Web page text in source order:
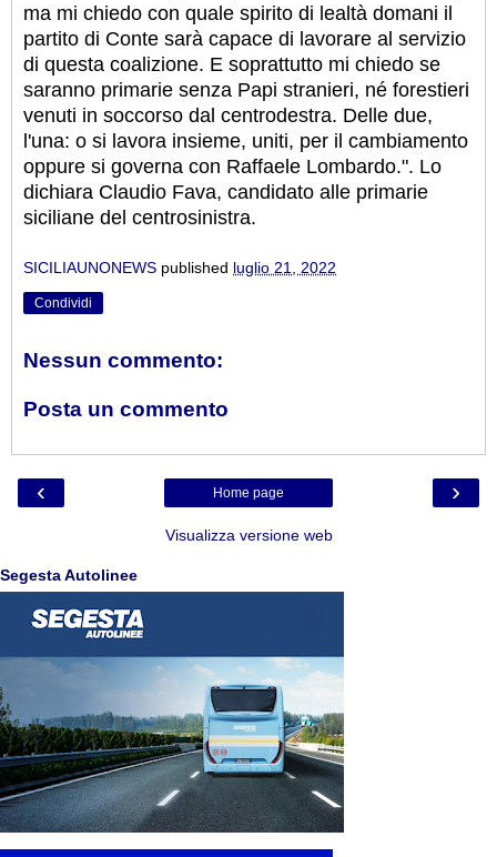
ma mi chiedo con quale spirito di lealtà domani il
partito di Conte sarà capace di lavorare al servizio
di questa coalizione. E soprattutto mi chiedo se
saranno primarie senza Papi stranieri, né forestieri
venuti in soccorso dal centrodestra. Delle due,
l'una: o si lavora insieme, uniti, per il cambiamento
oppure si governa con Raffaele Lombardo.". Lo
dichiara Claudio Fava, candidato alle primarie
siciliane del centrosinistra.
SICILIAUNONEWS published luglio 21, 2022
Condividi
Nessun commento:
Posta un commento
‹ ›
Home page
Visualizza versione web
Segesta Autolinee